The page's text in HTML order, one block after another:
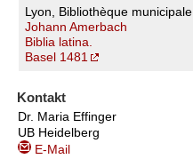
Lyon, Bibliothèque municipale
Johann Amerbach
Biblia latina.
Basel 1481
Kontakt
Dr. Maria Effinger
UB Heidelberg
E-Mail